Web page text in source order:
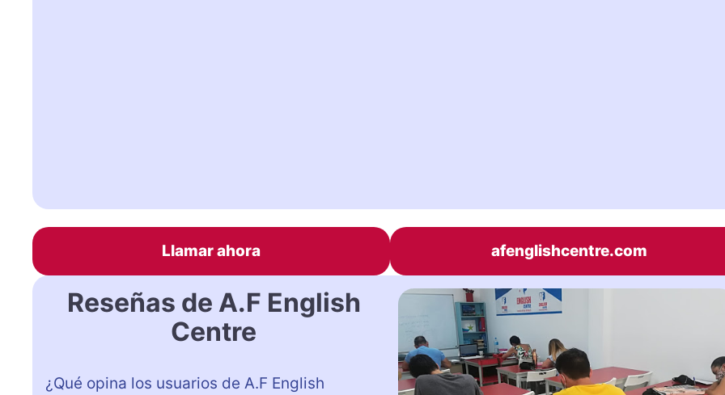
Llamar ahora afenglishcentre.com
Reseñas de A.F English
Centre
¿Qué opina los usuarios de A.F English